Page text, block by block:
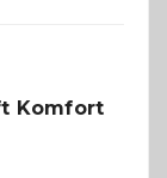
Komfort